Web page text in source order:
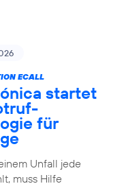
ECALL
startet
für
Unfall jede
muss Hilfe